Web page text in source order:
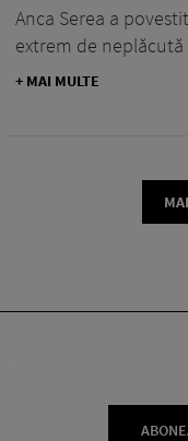
Anca Serea a
extrem de
+ MAI MULTE